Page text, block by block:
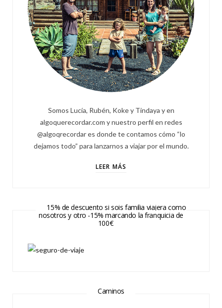
Somos Lucía, Rubén, Koke y Tindaya y en
algoquerecordar.com y nuestro perfil en redes
@algoqrecordar es donde te contamos cómo “lo
dejamos todo” para lanzarnos a viajar por el mundo.
LEER MÁS
15% de descuento si sois familia viajera como
nosotros y otro -15% marcando la franquicia de
100€
Caminos